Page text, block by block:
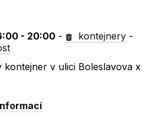
- 20:00 - kontejnery -
kontejner v ulici Boleslavova x